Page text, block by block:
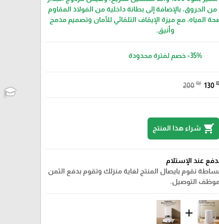
الحروق، بالإضافة إلى بطانة داخلية من الفولاذ المقاوم
صحة المياه، مع ميزة الإيقاف التلقائي للأمان وتصميم مدمج
وأنيق.
-35% خصم لفترة محدودة
200 ₪ 130
shopping_cart شراء هذا المنتج
عند الإستلام
نقوم بايصال المنتج لغاية منزلك وتقوم بدفع الثمن
التوصيل.
add